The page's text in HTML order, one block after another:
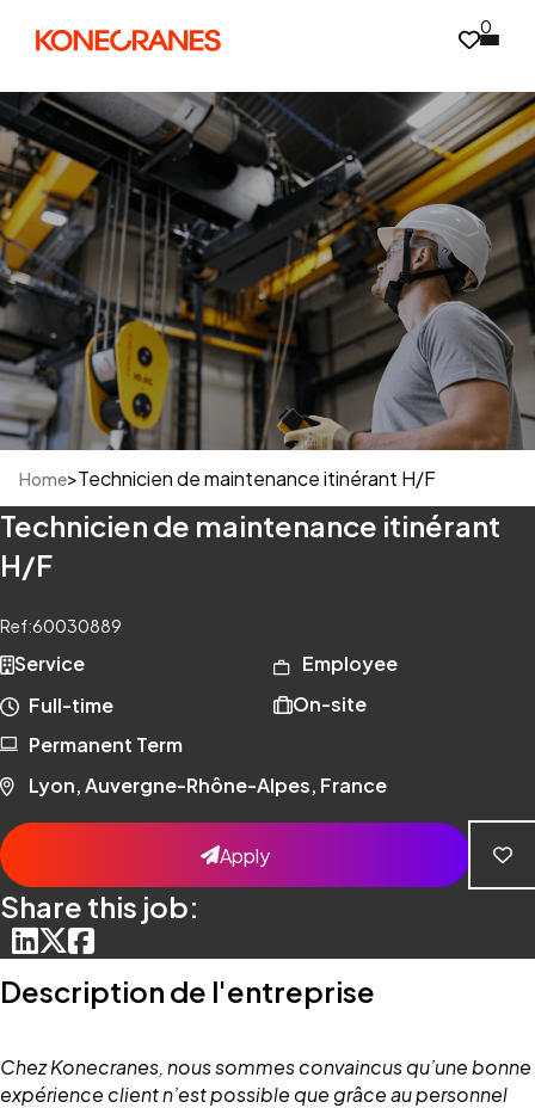
0
Home>Technicien de maintenance itinérant H/F
Technicien de maintenance itinérant
H/F
Ref:60030889
Service
Employee
Full-time
On-site
Permanent Term
Lyon, Auvergne-Rhône-Alpes, France
Apply
Share this job:
Description de l'entreprise
Chez Konecranes, nous sommes convaincus qu’une bonne
expérience client n’est possible que grâce au personnel